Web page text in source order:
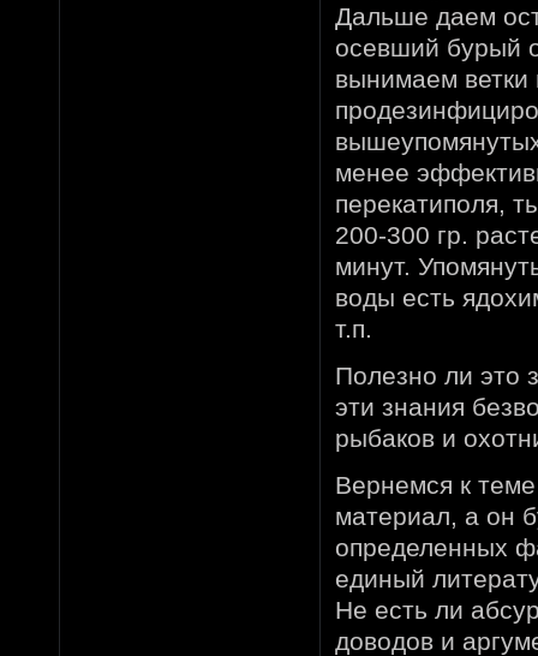
Дальше даем
осевший бурый
вынимаем ветки
менее
перекатиполя,
200-300 гр.
минут.
воды есть
т.п.
Полезно ли это
эти знания
рыбаков и
Вернемся к
материал, а он
определенных
единый
Не есть ли
доводов и